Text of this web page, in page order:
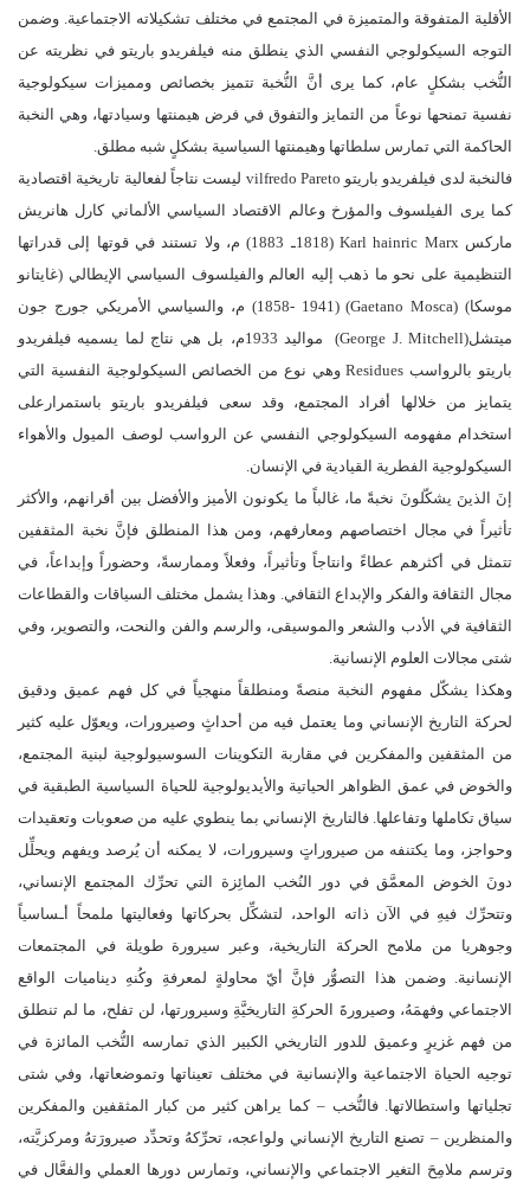
الأقلية المتفوقة والمتميزة في المجتمع في مختلف تشكيلاته الاجتماعية. وضمن
التوجه السيكولوجي النفسي الذي ينطلق منه فيلفريدو باريتو في نظريته عن
النُّخب بشكلٍ عام، كما يرى أنَّ النُّخبة تتميز بخصائص ومميزات سيكولوجية
نفسية تمنحها نوعاً من التمايز والتفوق في فرض هيمنتها وسيادتها، وهي النخبة
الحاكمة التي تمارس سلطاتها وهيمنتها السياسية بشكلٍ شبه مطلق.
فالنخبة لدى فيلفريدو باريتو vilfredo Pareto ليست نتاجاً لفعالية تاريخية اقتصادية
كما يرى الفيلسوف والمؤرخ وعالم الاقتصاد السياسي الألماني كارل هانريش
ماركس Karl hainric Marx (1818ـ 1883) م، ولا تستند في قوتها إلى قدراتها
التنظيمية على نحو ما ذهب إليه العالم والفيلسوف السياسي الإيطالي (غايتانو
موسكا) (Gaetano Mosca) (1858- 1941) م، والسياسي الأمريكي جورج جون
ميتشل(George J. Mitchell) ‏ مواليد 1933م، بل هي نتاج لما يسميه فيلفريدو
باريتو بالرواسب Residues وهي نوع من الخصائص السيكولوجية النفسية التي
يتمايز من خلالها أفراد المجتمع، وقد سعى فيلفريدو باريتو باستمرارعلى
استخدام مفهومه السيكولوجي النفسي عن الرواسب لوصف الميول والأهواء
السيكولوجية الفطرية القيادية في الإنسان.
إنَ الذينَ يشكّلونَ نخبةً ما، غالباً ما يكونون الأميز والأفضل بين أقرانهم، والأكثر
تأثيراً في مجال اختصاصهم ومعارفهم، ومن هذا المنطلق فإنَّ نخبة المثقفين
تتمثل في أكثرهم عطاءً وانتاجاً وتأثيراً، وفعلاً وممارسةً، وحضوراً وإبداعاً، في
مجال الثقافة والفكر والإبداع الثقافي. وهذا يشمل مختلف السياقات والقطاعات
الثقافية في الأدب والشعر والموسيقى، والرسم والفن والنحت، والتصوير، وفي
شتى مجالات العلوم الإنسانية.
وهكذا يشكّل مفهوم النخبة منصةً ومنطلقاً منهجياً في كل فهم عميق ودقيق
لحركة التاريخ الإنساني وما يعتمل فيه من أحداثٍ وصيرورات، ويعوّل عليه كثير
من المثقفين والمفكرين في مقاربة التكوينات السوسيولوجية لبنية المجتمع،
والخوض في عمق الظواهر الحياتية والأيديولوجية للحياة السياسية الطبقية في
سياق تكاملها وتفاعلها. فالتاريخ الإنساني بما ينطوي عليه من صعوبات وتعقيدات
وحواجز، وما يكتنفه من صيروراتٍ وسيرورات، لا يمكنه أن يُرصد ويفهم ويحلِّل
دونَ الخوض المعمَّق في دور النُخب المائِزة التي تحرِّك المجتمع الإنساني،
وتتحرِّك فيهِ في الآن ذاته الواحد، لتشكِّل بحركاتها وفعاليتها ملمحاً أـساسياً
وجوهريا من ملامح الحركة التاريخية، وعبر سيرورة طويلة في المجتمعات
الإنسانية. وضمن هذا التصوُّر فإنَّ أيّ محاولةٍ لمعرفةِ وكُنهِ ديناميات الواقع
الاجتماعي وفهمَهُ، وصيرورةَ الحركةِ التاريخيَّةِ وسيرورتها، لن تفلح، ما لم تنطلق
من فهم غزيرٍ وعميق للدور التاريخي الكبير الذي تمارسه النُّخب المائزة في
توجيه الحياة الاجتماعية والإنسانية في مختلف تعيناتها وتموضعاتها، وفي شتى
تجلياتها واستطالاتها. فالنُّخب – كما يراهن كثير من كبار المثقفين والمفكرين
والمنظرين – تصنع التاريخ الإنساني ولواعجه، تحرِّكهُ وتحدِّد صيرورَتهُ ومركزيَّته،
وترسم ملامِحَ التغير الاجتماعي والإنساني، وتمارس دورها العملي والفعَّال في